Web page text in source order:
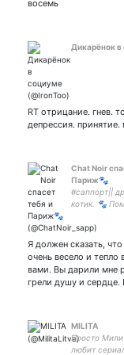
восемь
Дикарёнок
RT отрицание. гнев.
депрессия. принятие.
Chat Noir
Париж🐾
#саппорт||
котик. 🐾
попросишь.~
открыт для
Я должен сказать,
очень весело и тепло
вами. Вы дарили мне
грели душу и сердце.
MILITA
Просто
любит